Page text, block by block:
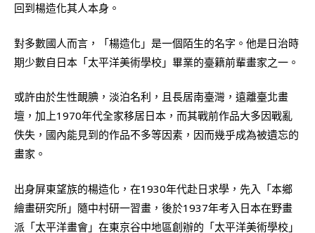
回到楊造化其人本身。
對多數國人而言，「楊造化」是一個陌生的名字。他是日治時
期少數自日本「太平洋美術學校」畢業的臺籍前輩畫家之一。
或許由於生性靦腆，淡泊名利，且長居南臺灣，遠離臺北畫
壇，加上1970年代全家移居日本，而其戰前作品大多因戰亂
佚失，國內能見到的作品不多等因素，因而幾乎成為被遺忘的
畫家。
出身屏東望族的楊造化，在1930年代赴日求學，先入「本鄉
繪畫研究所」隨中村研一習畫，後於1937年考入日本在野畫
派「太平洋畫會」在東京谷中地區創辦的「太平洋美術學校」